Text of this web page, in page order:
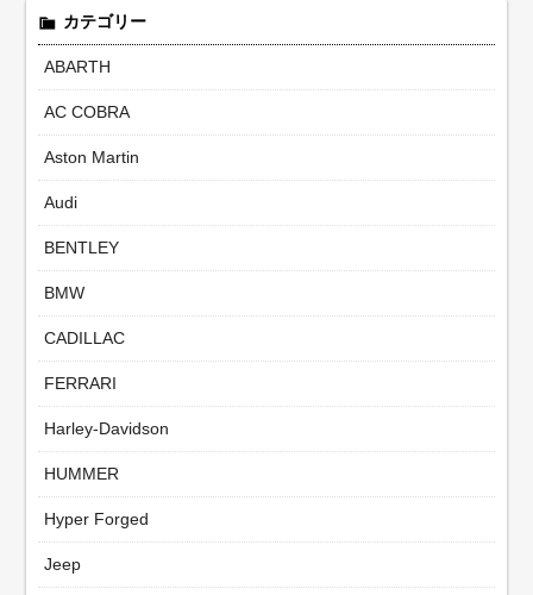
カテゴリー
ABARTH
AC COBRA
Aston Martin
Audi
BENTLEY
BMW
CADILLAC
FERRARI
Harley-Davidson
HUMMER
Hyper Forged
Jeep